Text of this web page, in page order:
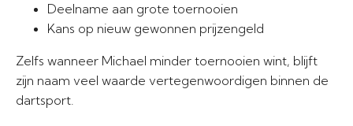
Deelname aan grote toernooien
Kans op nieuw gewonnen prijzengeld
Zelfs wanneer Michael minder toernooien wint, blijft
zijn naam veel waarde vertegenwoordigen binnen de
dartsport.